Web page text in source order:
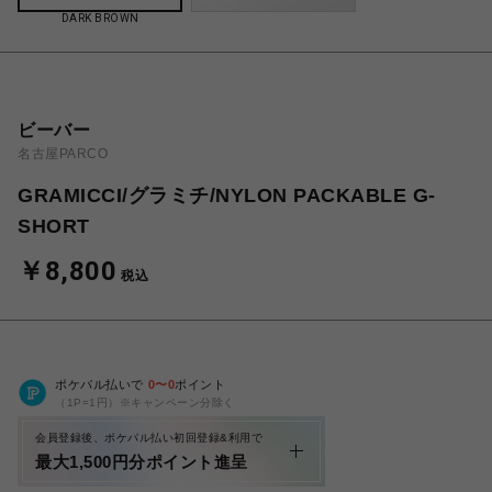
DARK BROWN
ビーバー
名古屋PARCO
GRAMICCI/グラミチ/NYLON PACKABLE G-
SHORT
￥8,800 税込
ポケパル払いで 0〜0ポイント
（1P=1円）※キャンペーン分除く
会員登録後、ポケパル払い初回登録&利用で
最大1,500円分ポイント進呈